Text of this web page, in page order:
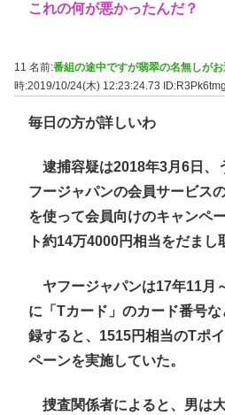
これの何が悪かったんだ？
11 名前:番組の途中ですが翡翠の名無しが
時:2019/10/24(木) 12:23:24.73
毎日の方が詳しいわ
逮捕容疑は2018年3月6日、
フージャパンの会員サービス
を使って会員向けのキャンペ
ト約14万4000円相当をだまし
ヤフージャパンは17年11月
に「Tカード」のカード番号
録すると、1515円相当のTポ
ペーンを実施していた。
捜査関係者によると、男は